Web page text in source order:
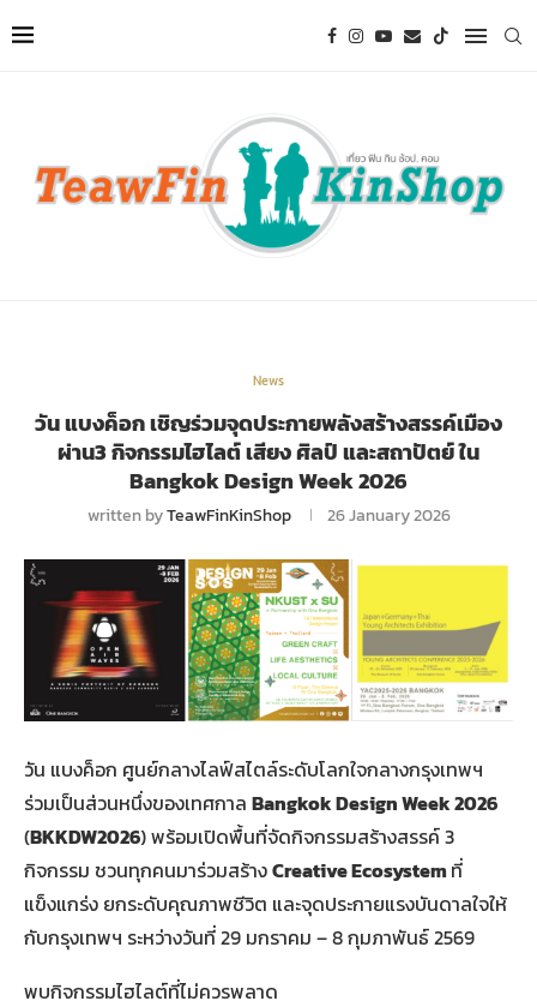
News
วัน แบงค็อก เชิญร่วมจุดประกายพลังสร้างสรรค์เมือง
ผ่าน3 กิจกรรมไฮไลต์ เสียง ศิลป์ และสถาปัตย์ ใน
Bangkok Design Week 2026
written byTeawFinKinShop 26 January 2026
วัน แบงค็อก ศูนย์กลางไลฟ์สไตล์ระดับโลกใจกลางกรุงเทพฯ
ร่วมเป็นส่วนหนึ่งของเทศกาล Bangkok Design Week 2026
(BKKDW2026) พร้อมเปิดพื้นที่จัดกิจกรรมสร้างสรรค์ 3
กิจกรรม ชวนทุกคนมาร่วมสร้างCreative Ecosystemที่
แข็งแกร่ง ยกระดับคุณภาพชีวิต และจุดประกายแรงบันดาลใจให้
กับกรุงเทพฯ ระหว่างวันที่ 29 มกราคม – 8 กุมภาพันธ์ 2569
พบกิจกรรมไฮไลต์ที่ไม่ควรพลาด